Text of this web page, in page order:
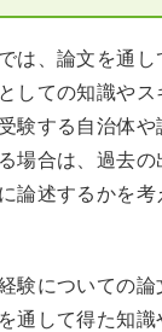
は、論文を通
しての知識や
験する自治体
場合は、過去の
論述するかを
験についての
通して得た知識